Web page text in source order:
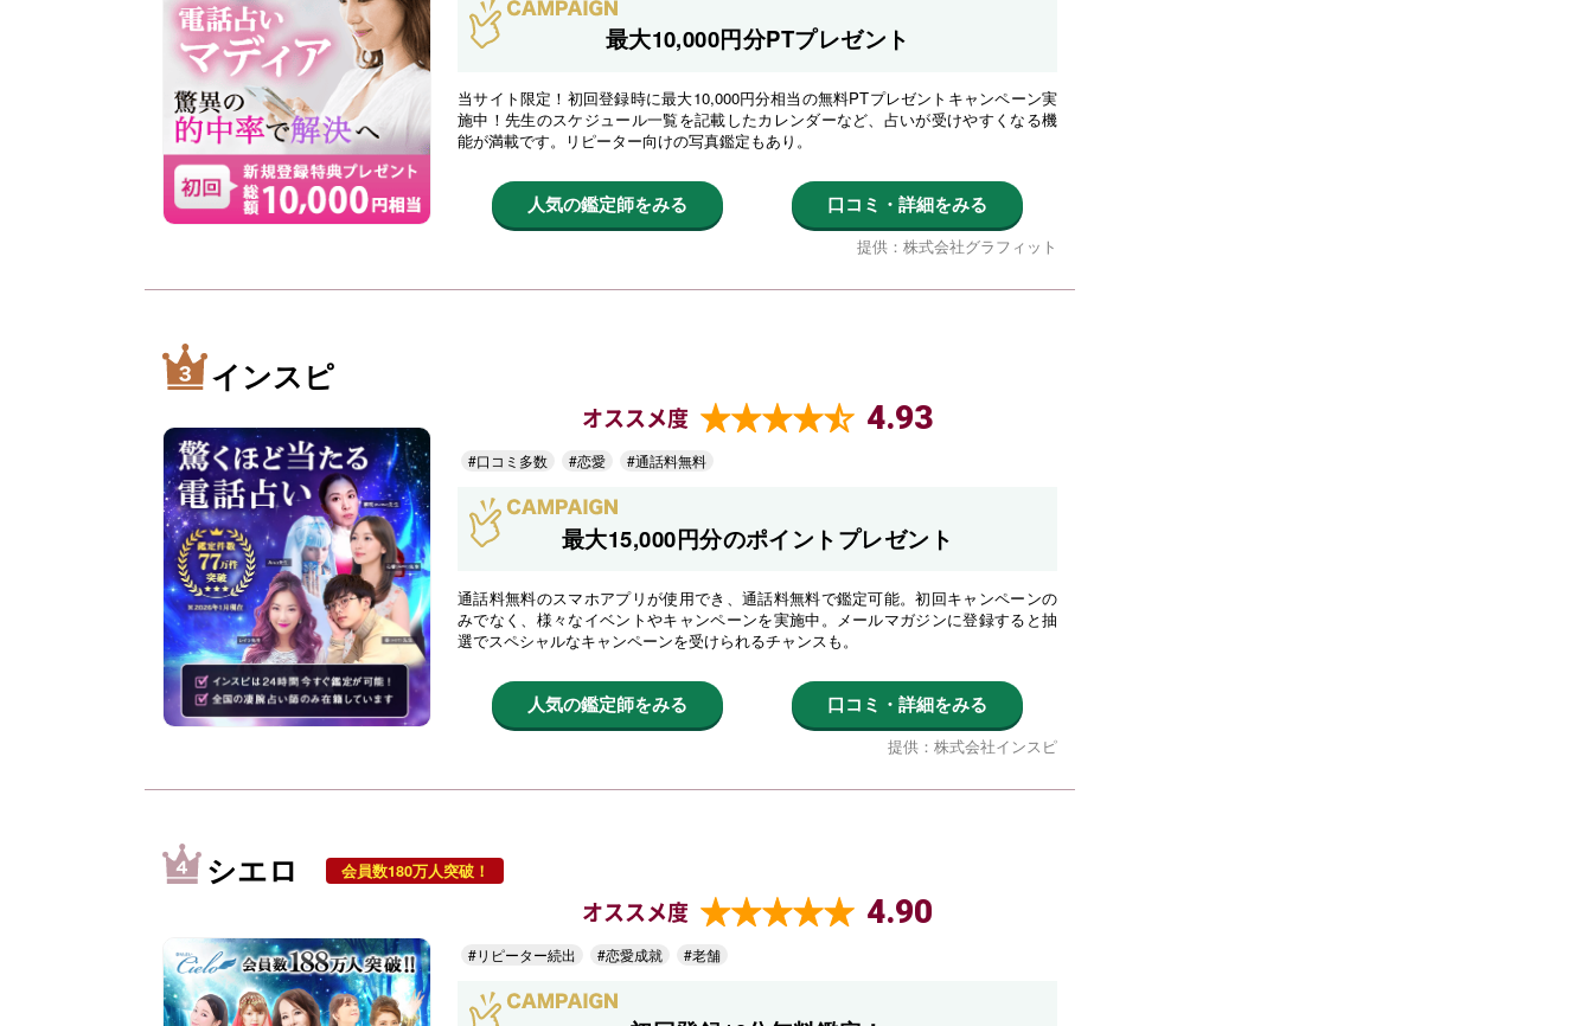
最大10,000円分PTプレゼント
当サイト限定！初回登録時に最大10,000円分相当の無料PTプレゼントキャンペーン実
施中！先生のスケジュール一覧を記載したカレンダーなど、占いが受けやすくなる機
能が満載です。リピーター向けの写真鑑定もあり。
人気の鑑定師をみる 口コミ・詳細をみる
提供：株式会社グラフィット
インスピ
オススメ度 4.93
#口コミ多数 #恋愛 #通話料無料
最大15,000円分のポイントプレゼント
通話料無料のスマホアプリが使用でき、通話料無料で鑑定可能。初回キャンペーンの
みでなく、様々なイベントやキャンペーンを実施中。メールマガジンに登録すると抽
選でスペシャルなキャンペーンを受けられるチャンスも。
人気の鑑定師をみる 口コミ・詳細をみる
提供：株式会社インスピ
シエロ 会員数180万人突破！
オススメ度 4.90
#リピーター続出 #恋愛成就 #老舗